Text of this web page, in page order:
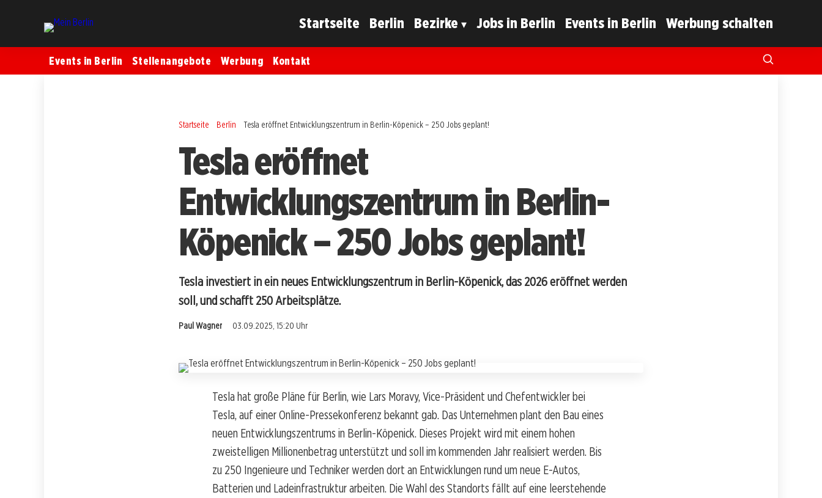
Startseite Berlin Bezirke Jobs in Berlin Events in Berlin Werbung schalten
Events in Berlin Stellenangebote Werbung Kontakt
Startseite Berlin Tesla eröffnet Entwicklungszentrum in Berlin-Köpenick – 250 Jobs geplant!
Tesla eröffnet
Entwicklungszentrum in Berlin-
Köpenick – 250 Jobs geplant!
Tesla investiert in ein neues Entwicklungszentrum in Berlin-Köpenick, das 2026 eröffnet werden
soll, und schafft 250 Arbeitsplätze.
Paul Wagner 03.09.2025, 15:20 Uhr
Tesla hat große Pläne für Berlin, wie Lars Moravy, Vice-Präsident und Chefentwickler bei
Tesla, auf einer Online-Pressekonferenz bekannt gab. Das Unternehmen plant den Bau eines
neuen Entwicklungszentrums in Berlin-Köpenick. Dieses Projekt wird mit einem hohen
zweistelligen Millionenbetrag unterstützt und soll im kommenden Jahr realisiert werden. Bis
zu 250 Ingenieure und Techniker werden dort an Entwicklungen rund um neue E-Autos,
Batterien und Ladeinfrastruktur arbeiten. Die Wahl des Standorts fällt auf eine leerstehende